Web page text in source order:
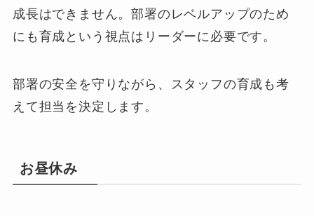
成長はできません。部署のレベルアップのため
にも育成という視点はリーダーに必要です。
部署の安全を守りながら、スタッフの育成も考
えて担当を決定します。
お昼休み